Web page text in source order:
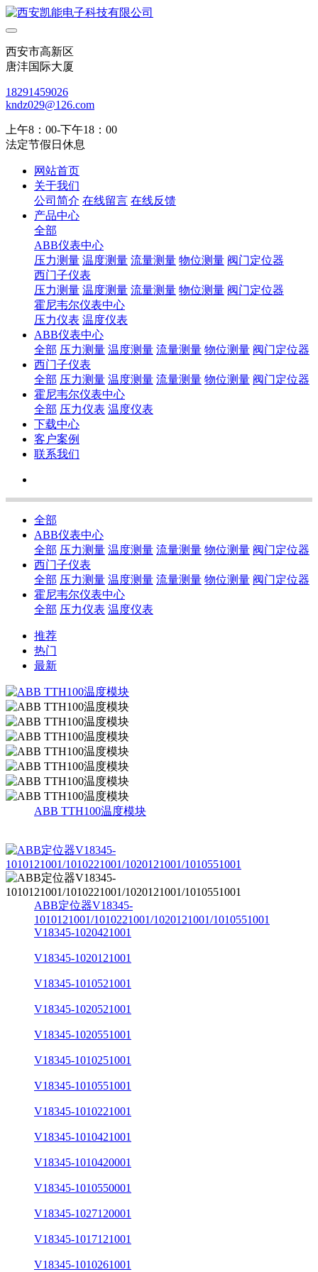
西安市高新区
唐沣国际大厦
18291459026
kndz029@126.com
上午8：00-下午18：00
法定节假日休息
网站首页
关于我们
公司简介 在线留言 在线反馈
产品中心
全部
ABB仪表中心
压力测量 温度测量 流量测量 物位测量 阀门定位器
西门子仪表
压力测量 温度测量 流量测量 物位测量 阀门定位器
霍尼韦尔仪表中心
压力仪表 温度仪表
ABB仪表中心
全部 压力测量 温度测量 流量测量 物位测量 阀门定位器
西门子仪表
全部 压力测量 温度测量 流量测量 物位测量 阀门定位器
霍尼韦尔仪表中心
全部 压力仪表 温度仪表
下载中心
客户案例
联系我们
全部
ABB仪表中心
全部 压力测量 温度测量 流量测量 物位测量 阀门定位器
西门子仪表
全部 压力测量 温度测量 流量测量 物位测量 阀门定位器
霍尼韦尔仪表中心
全部 压力仪表 温度仪表
推荐
热门
最新
ABB TTH100温度模块
ABB定位器V18345-
1010121001/1010221001/1020121001/1010551001
V18345-1020421001
V18345-1020121001
V18345-1010521001
V18345-1020521001
V18345-1020551001
V18345-1010251001
V18345-1010551001
V18345-1010221001
V18345-1010421001
V18345-1010420001
V18345-1010550001
V18345-1027120001
V18345-1017121001
V18345-1010261001